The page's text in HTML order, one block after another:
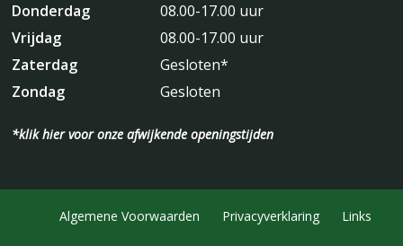
Donderdag
08.00-17.00 uur
Vrijdag
08.00-17.00 uur
Zaterdag
Gesloten*
Zondag
Gesloten
*klik hier voor onze afwijkende openingstijden
Algemene Voorwaarden Privacyverklaring Links